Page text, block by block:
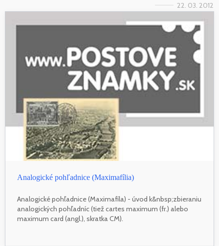
22. 03. 2012
Analogické pohľadnice (Maximafília)
Analogické pohľadnice (Maximafíla) - úvod k&nbsp;zbieraniu
analogických pohľadníc (tiež cartes maximum (fr.) alebo
maximum card (angl.), skratka CM).